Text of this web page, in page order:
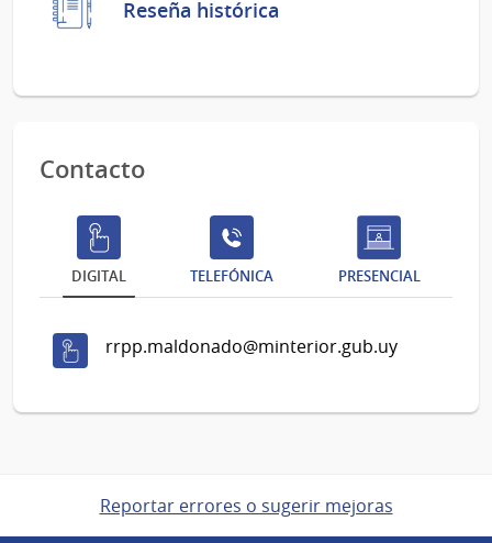
Reseña histórica
Contacto
DIGITAL TELEFÓNICA PRESENCIAL
rrpp.maldonado@minterior.gub.uy
Reportar errores o sugerir mejoras